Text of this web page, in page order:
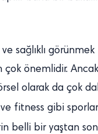
sağlıklı
çok önemlidir.
olarak da çok
fitness gibi
belli bir yaştan